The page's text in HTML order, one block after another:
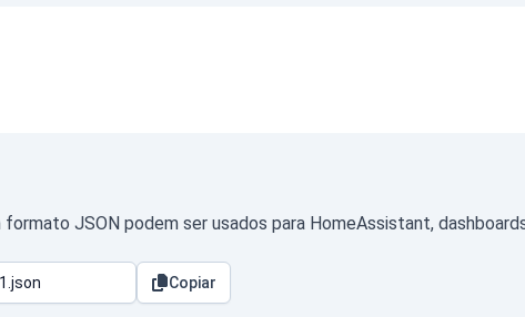
JSON podem ser usados para HomeAssistant,
Copiar